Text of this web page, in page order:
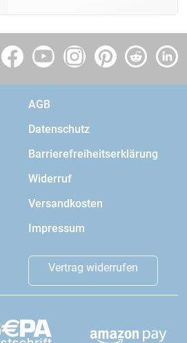
AGB
Datenschutz
Barrierefreiheitserklärung
Widerruf
Versandkosten
Impressum
Vertrag widerrufen